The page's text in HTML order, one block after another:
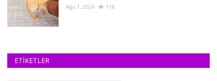
Ağu 1, 2026 118
ETİKETLER